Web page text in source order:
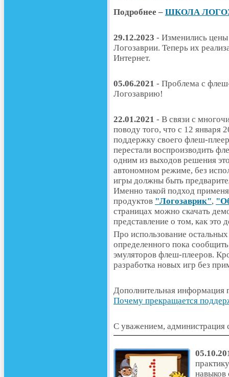
Подробнее – ШКОЛА
29.12.2023 - Изменились цены
Логозаврии. Теперь их
Интернет.
05.06.2021 - Проблема с
Логозаврию!
22.01.2021 - В связи с
поводу того, что с 12 января
поддержку своего флеш-
перестали воспроизводить
одним из выходов решения
автономном режиме, без
игры должны быть
Именно такой подход
продуктов "Логозаврик",
страницах можно скачать
представление о том, как это
Про использование
определенного пока
эмуляторов флеш-плееров.
разработка новых игр без
Дополнительная информация
Почему прекращается
С уважением, администрация
навыков